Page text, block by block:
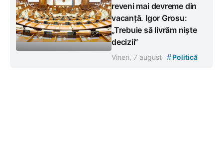
reveni mai devreme din
vacanță. Igor Grosu:
„Trebuie să livrăm niște
decizii”
Vineri, 7 august #Politică